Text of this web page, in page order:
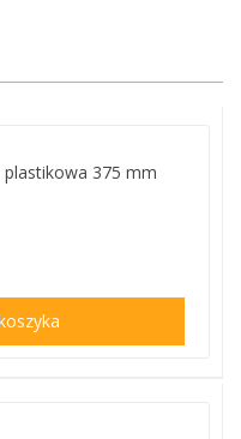
plastikowa 375 mm